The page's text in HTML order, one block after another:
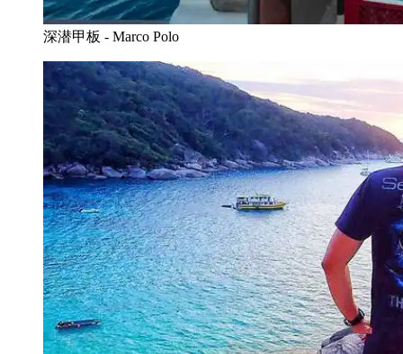
深潜甲板 - Marco Polo